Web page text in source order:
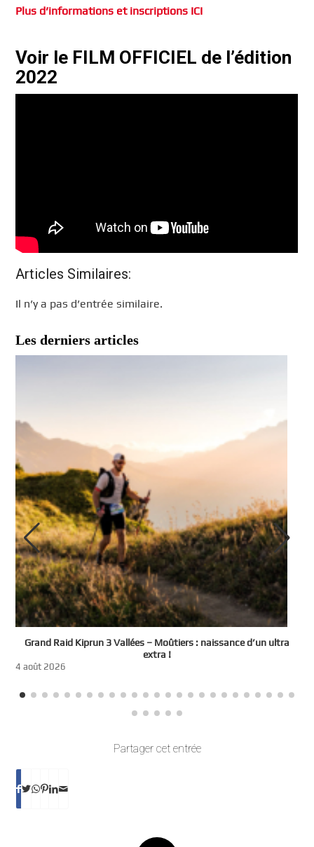
Plus d’informations et inscriptions ICI
Voir le FILM OFFICIEL de l’édition
2022
Articles Similaires:
Il n’y a pas d’entrée similaire.
Les derniers articles
Grand Raid Kiprun 3 Vallées – Moûtiers : naissance d’un ultra
extra !
4 août 2026
Partager cet entrée